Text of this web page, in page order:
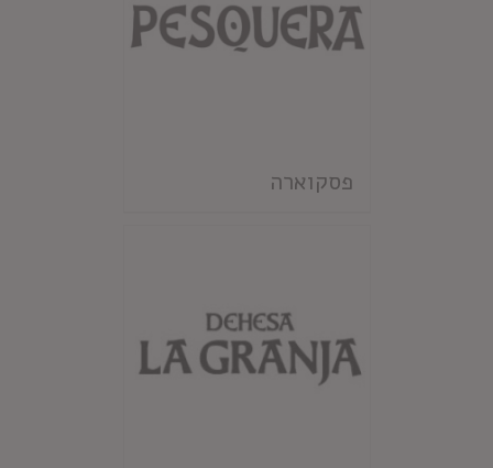
פסקוארה